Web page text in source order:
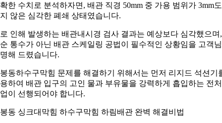
한 수치로 분석하자면, 배관 직경 50mm 중 가용 범위가 3mm도
않은 심각한 폐쇄 상태였습니다.
인해 발생하는 배관내시경 검사 결과는 예상보다 심각했으며,
통수가 아닌 배관 스케일링 공법이 필수적인 상황임을 고객
해 드렸습니다.
동하수구막힘 문제를 해결하기 위해서는 먼저 리지드 석션기
하여 배관 입구의 고인 물과 부유물을 강력하게 흡입하는 전
이 선행되어야 합니다.
동 싱크대막힘 하수구막힘 하림배관 완벽 해결비법